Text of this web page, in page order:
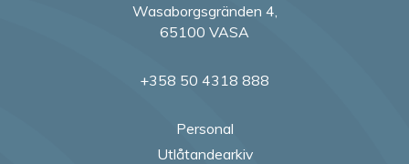
Wasaborgsgränden 4,
65100 VASA
+358 50 4318 888
Personal
Utlåtandearkiv